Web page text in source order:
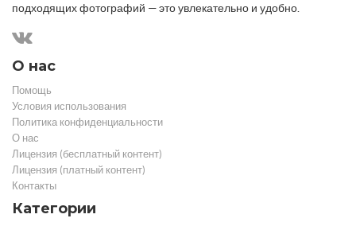
подходящих фотографий — это увлекательно и удобно.
О нас
Помощь
Условия использования
Политика конфиденциальности
О нас
Лицензия (бесплатный контент)
Лицензия (платный контент)
Контакты
Категории